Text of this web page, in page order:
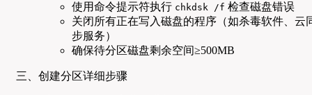
使用命令提示符执行 chkdsk /f 检查磁盘错误
关闭所有正在写入磁盘的程序（如杀毒软件、云
步服务）
确保待分区磁盘剩余空间≥500MB
三、创建分区详细步骤